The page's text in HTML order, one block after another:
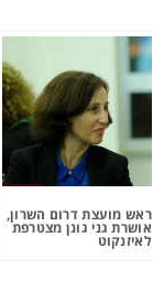
ראש מועצת דרום השרון,
אושרת גני גונן מצטרפת
לאיזנקוט